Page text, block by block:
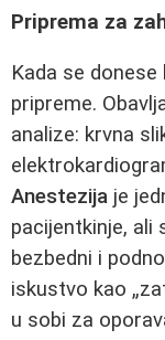
Priprema za
Kada se
pripreme.
analize: krvna
Anestezija je
pacijentkinje, ali
bezbedni i
iskustvo kao
u sobi za